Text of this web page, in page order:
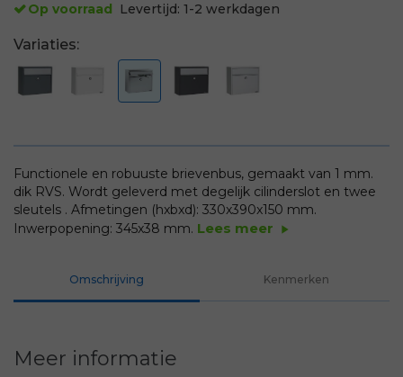
Op voorraad Levertijd: 1-2 werkdagen
Variaties:
Functionele en robuuste brievenbus, gemaakt van 1 mm.
dik RVS. Wordt geleverd met degelijk cilinderslot en twee
sleutels . Afmetingen (hxbxd): 330x390x150 mm.
Inwerpopening: 345x38 mm. Lees meer play_arrow
Omschrijving Kenmerken
Meer informatie